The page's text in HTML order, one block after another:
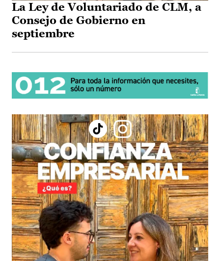
La Ley de Voluntariado de CLM, a
Consejo de Gobierno en
septiembre